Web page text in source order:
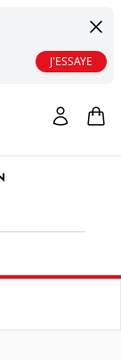
J'ESSAYE